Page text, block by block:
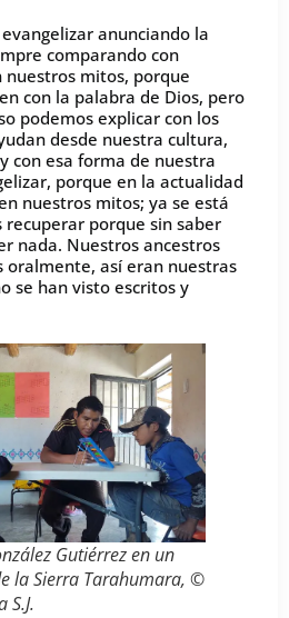
anunciando la
comparando con
nuestros mitos, porque
con la palabra de Dios, pero
podemos explicar con los
desde nuestra cultura,
con esa forma de nuestra
porque en la actualidad
nuestros mitos; ya se está
porque sin saber
nada. Nuestros ancestros
oralmente, así eran nuestras
se han visto escritos y
Gutiérrez en un
la Sierra Tarahumara, ©
S.J.